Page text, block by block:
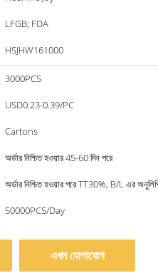
LFGB; FDA
HSJHW161000
3000PCS
USD0.23-0.39/PC
Cartons
অর্ডার নিশ্চিত হওয়ার 45-60 দিন পরে
অর্ডার নিশ্চিত হওয়ার পরে TT30%, B/L এর
50000PCS/Day
এখন যোগাযোগ